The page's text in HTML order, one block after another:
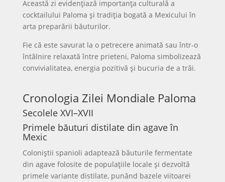
Această zi evidențiază importanța culturală a
cocktailului Paloma și tradiția bogată a Mexicului în
arta preparării băuturilor.
Fie că este savurat la o petrecere animată sau într-o
întâlnire relaxată între prieteni, Paloma simbolizează
convivialitatea, energia pozitivă și bucuria de a trăi.
Cronologia Zilei Mondiale Paloma
Secolele XVI–XVII
Primele băuturi distilate din agave în
Mexic
Coloniștii spanioli adaptează băuturile fermentate
din agave folosite de populațiile locale și dezvoltă
primele variante distilate, punând bazele viitoarei